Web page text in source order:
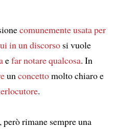
comunemente usata per
in un discorsosi vuole
efar notare qualcosa. In
un concettomolto chiaro e
.
rimane sempre una